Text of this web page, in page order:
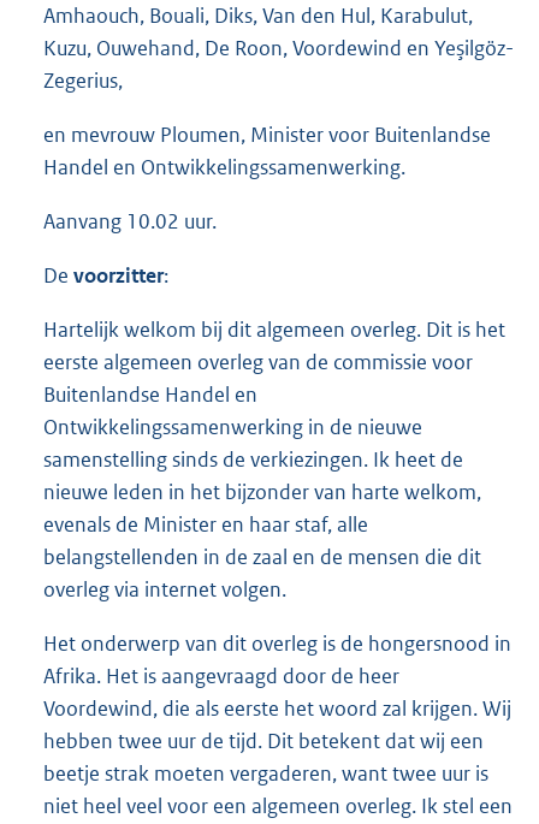
Amhaouch, Bouali, Diks, Van den Hul, Karabulut,
Kuzu, Ouwehand, De Roon, Voordewind en Yeşilgöz-
Zegerius,
en mevrouw Ploumen, Minister voor Buitenlandse
Handel en Ontwikkelingssamenwerking.
Aanvang 10.02 uur.
De voorzitter:
Hartelijk welkom bij dit algemeen overleg. Dit is het
eerste algemeen overleg van de commissie voor
Buitenlandse Handel en
Ontwikkelingssamenwerking in de nieuwe
samenstelling sinds de verkiezingen. Ik heet de
nieuwe leden in het bijzonder van harte welkom,
evenals de Minister en haar staf, alle
belangstellenden in de zaal en de mensen die dit
overleg via internet volgen.
Het onderwerp van dit overleg is de hongersnood in
Afrika. Het is aangevraagd door de heer
Voordewind, die als eerste het woord zal krijgen. Wij
hebben twee uur de tijd. Dit betekent dat wij een
beetje strak moeten vergaderen, want twee uur is
niet heel veel voor een algemeen overleg. Ik stel een